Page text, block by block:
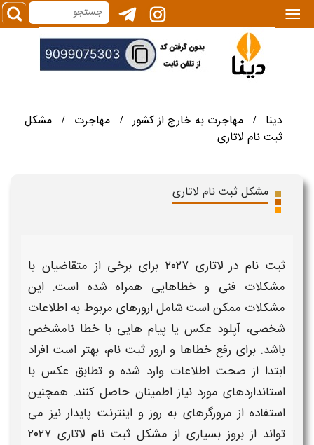
|||
دینا / مهاجرت به خارج از کشور / مهاجرت /
مشکل
ثبت نام لاتاری
مشکل ثبت نام لاتاری
ثبت نام در لاتاری ۲۰۲۷
برای برخی از متقاضیان با
مشکلات فنی وخطاهایی همراه شده است. این
مشکلات ممکن است شاملارورهای مربوط به اطلاعات
شخصی، آپلود عکس یا پیام‌ هایی باخطا نامشخص
باشد. برای رفع خطاها و ارور ثبت نام، بهتر است افراد
ابتدا از صحت اطلاعات وارد شده و تطابق عکس با
استانداردهای مورد نیاز اطمینان حاصل کنند. همچنین
استفاده از مرورگرهای به‌ روز و اینترنت پایدار نیز می‌
تواند از بروز بسیاری از مشکل ثبت نام لاتاری ۲۰۲۷